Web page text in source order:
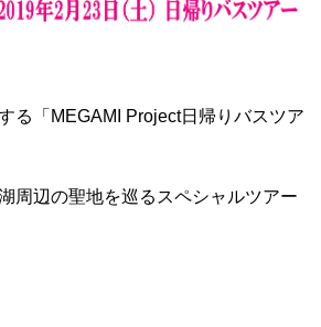
る「MEGAMI Project日帰りバスツア
周辺の聖地を巡る スペシャルツアー